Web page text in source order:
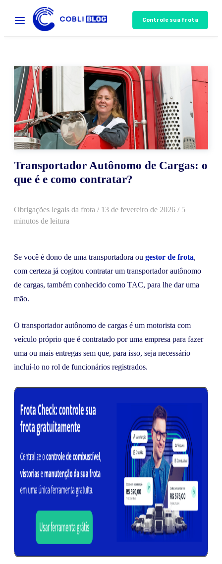
Controle sua frota
Transportador Autônomo de Cargas: o
que é e como contratar?
Obrigações legais da frota / 13 de fevereiro de 2026 / 5
minutos de leitura
Se você é dono de uma transportadora ou gestor de frota,
com certeza já cogitou contratar um transportador autônomo
de cargas, também conhecido como TAC, para lhe dar uma
mão.
O transportador autônomo de cargas é um motorista com
veículo próprio que é contratado por uma empresa para fazer
uma ou mais entregas sem que, para isso, seja necessário
incluí-lo no rol de funcionários registrados.